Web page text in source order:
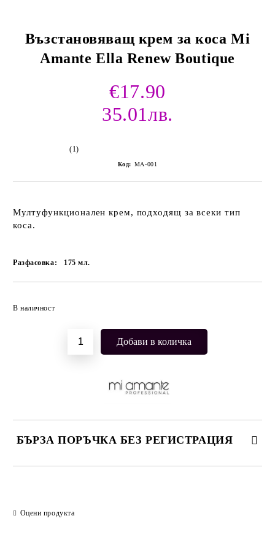
Възстановяващ крем за коса Mi
Amante Ella Renew Boutique
€17.90
35.01лв.
(1)
Код: MA-001
Мултуфункционален крем, подходящ за всеки тип
коса.
Разфасовка: 175мл.
В наличност
БЪРЗА ПОРЪЧКА БЕЗ РЕГИСТРАЦИЯ
Оцени продукта